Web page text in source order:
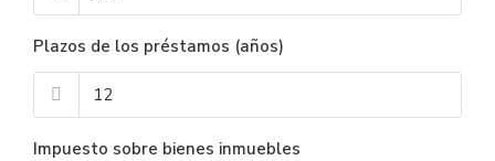
Plazos de los préstamos (años)
Impuesto sobre bienes inmuebles